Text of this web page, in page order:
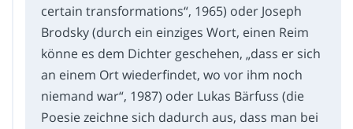
certain transformations“, 1965) oder Joseph
Brodsky (durch ein einziges Wort, einen Reim
könne es dem Dichter geschehen, „dass er sich
an einem Ort wiederfindet, wo vor ihm noch
niemand war“, 1987) oder Lukas Bärfuss (die
Poesie zeichne sich dadurch aus, dass man bei